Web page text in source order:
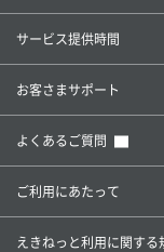
サービス提供時間
お客さまサポート
よくあるご質問 （別ウィン
ご利用にあたって
えきねっと利用に関する